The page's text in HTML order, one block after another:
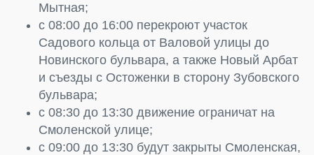
Мытная;
с 08:00 до 16:00 перекроют участок
Садового кольца от Валовой улицы до
Новинского бульвара, а также Новый Арбат
и съезды с Остоженки в сторону Зубовского
бульвара;
с 08:30 до 13:30 движение ограничат на
Смоленской улице;
с 09:00 до 13:30 будут закрыты Смоленская,